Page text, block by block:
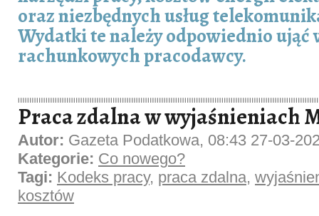
oraz niezbędnych usług
Wydatki te należy odpowiednio ująć
rachunkowych pracodawcy.
Praca zdalna w wyjaśnieniach
Autor: Gazeta Podatkowa, 08:43 27-03-
Kategorie: Co nowego?
Tagi: Kodeks pracy, praca zdalna,
kosztów